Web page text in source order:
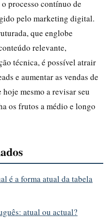
processo contínuo de
pelo marketing digital.
que englobe
relevante,
técnica, é possível atrair
e aumentar as vendas de
mesmo a revisar seu
os frutos a médio e longo
é a forma atual da tabela
atual ou actual?